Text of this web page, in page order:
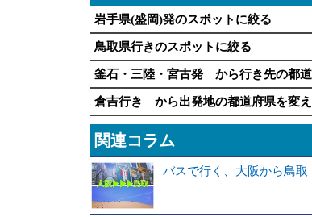
岩手県(盛岡)発のスポットに絞る
鳥取県行きのスポットに絞る
釜石・三陸・宮古発 から行き先の都
倉吉行き から出発地の都道府県を変
関連コラム
バスで行く、大阪から鳥